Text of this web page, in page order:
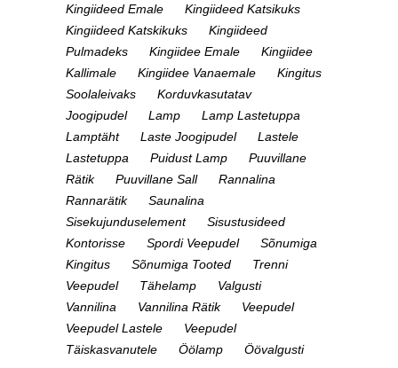
Kingiideed Emale
Kingiideed Katsikuks
Kingiideed Katskikuks
Kingiideed
Pulmadeks
Kingiidee Emale
Kingiidee
Kallimale
Kingiidee Vanaemale
Kingitus
Soolaleivaks
Korduvkasutatav
Joogipudel
Lamp
Lamp Lastetuppa
Lamptäht
Laste Joogipudel
Lastele
Lastetuppa
Puidust Lamp
Puuvillane
Rätik
Puuvillane Sall
Rannalina
Rannarätik
Saunalina
Sisekujunduselement
Sisustusideed
Kontorisse
Spordi Veepudel
Sõnumiga
Kingitus
Sõnumiga Tooted
Trenni
Veepudel
Tähelamp
Valgusti
Vannilina
Vannilina Rätik
Veepudel
Veepudel Lastele
Veepudel
Täiskasvanutele
Öölamp Öövalgusti